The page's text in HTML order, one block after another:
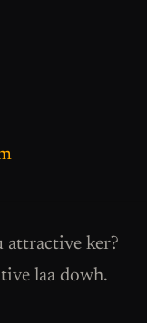
attractive ker?
laa dowh.